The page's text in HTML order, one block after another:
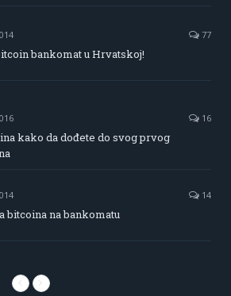
77
bankomat u Hrvatskoj!
16
kako da dođete do svog prvog
14
bitcoina na bankomatu